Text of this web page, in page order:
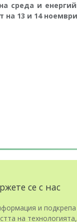
среда и
на 13 и 14 ноември
се с нас
и подкрепа
на технологията,